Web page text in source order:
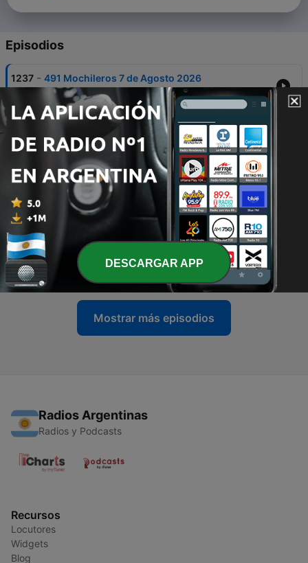
Episodios
1237 - 491 Mochileros 7 de Agosto 2026
08 ago. 2026
1236 - 490 31 de Julio de 2026
31 jul. 2026
489 24 de Julio de 2026
24 jul. 2026
1234 - 488 Mochileros 17 de Julio 2026
17 jul. 2026
1233 - 487 Mochileros 10 de Julio de 2026
11 jul. 2026
Mostrar más episodios
Radios Argentinas
Radios y Podcasts
Recursos
Locutores
Widgets
Blog
DESCARGAR APP